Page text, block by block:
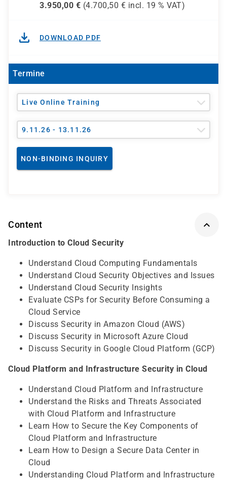
3.950,00 € (4.700,50 € incl. 19 % VAT)
DOWNLOAD PDF
Termine
Live Online Training
9.11.26 - 13.11.26
NON-BINDING INQUIRY
Content
Introduction to Cloud Security
Understand Cloud Computing Fundamentals
Understand Cloud Security Objectives and Issues
Understand Cloud Security Insights
Evaluate CSPs for Security Before Consuming a
Cloud Service
Discuss Security in Amazon Cloud (AWS)
Discuss Security in Microsoft Azure Cloud
Discuss Security in Google Cloud Platform (GCP)
Cloud Platform and Infrastructure Security in Cloud
Understand Cloud Platform and Infrastructure
Understand the Risks and Threats Associated
with Cloud Platform and Infrastructure
Learn How to Secure the Key Components of
Cloud Platform and Infrastructure
Learn How to Design a Secure Data Center in
Cloud
Understanding Cloud Platform and Infrastructure